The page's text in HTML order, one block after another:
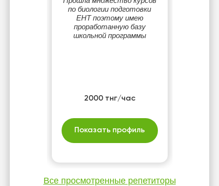
по биологии подготовки
ЕНТ поэтому имею
проработанную базу
школьной программы
2000 тнг/час
Показать профиль
Все просмотренные репетиторы